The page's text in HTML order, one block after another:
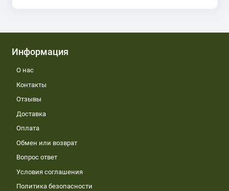
Информация
О нас
Контакты
Отзывы
Доставка
Оплата
Обмен или возврат
Вопрос ответ
Условия соглашения
Политика безопасности